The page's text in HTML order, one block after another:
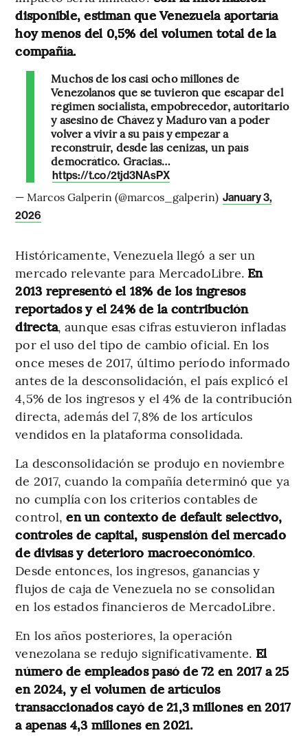
disponible, estiman que Venezuela aportaría
hoy menos del 0,5% del volumen total de la
compañía.
Muchos de los casi ocho millones de
Venezolanos que se tuvieron que escapar del
régimen socialista, empobrecedor, autoritario
y asesino de Chávez y Maduro van a poder
volver a vivir a su país y empezar a
reconstruir, desde las cenizas, un país
democrático. Gracias…
https://t.co/2tjd3NAsPX
— Marcos Galperin (@marcos_galperin) January 3,
2026
Históricamente, Venezuela llegó a ser un
mercado relevante para MercadoLibre. En
2013 representó el 18% de los ingresos
reportados y el 24% de la contribución
directa, aunque esas cifras estuvieron infladas
por el uso del tipo de cambio oficial. En los
once meses de 2017, último período informado
antes de la desconsolidación, el país explicó el
4,5% de los ingresos y el 4% de la contribución
directa, además del 7,8% de los artículos
vendidos en la plataforma consolidada.
La desconsolidación se produjo en noviembre
de 2017, cuando la compañía determinó que ya
no cumplía con los criterios contables de
control, en un contexto de default selectivo,
controles de capital, suspensión del mercado
de divisas y deterioro macroeconómico.
Desde entonces, los ingresos, ganancias y
flujos de caja de Venezuela no se consolidan
en los estados financieros de MercadoLibre.
En los años posteriores, la operación
venezolana se redujo significativamente. El
número de empleados pasó de 72 en 2017 a 25
en 2024, y el volumen de artículos
transaccionados cayó de 21,3 millones en 2017
a apenas 4,3 millones en 2021.